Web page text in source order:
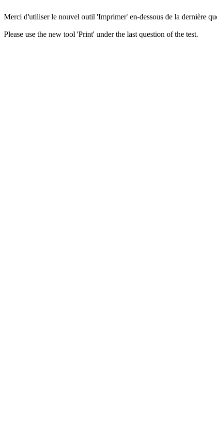
Merci d'utiliser le nouvel outil 'Imprimer' en-dessous de la dernière
Please use the new tool 'Print' under the last question of the test.